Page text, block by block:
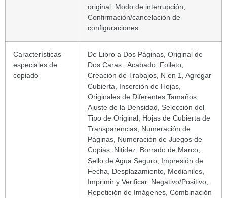
original, Modo de interrupción,
Confirmación/cancelación de
configuraciones
Características
especiales de
copiado
De Libro a Dos Páginas, Original de
Dos Caras , Acabado, Folleto,
Creación de Trabajos, N en 1, Agregar
Cubierta, Inserción de Hojas,
Originales de Diferentes Tamaños,
Ajuste de la Densidad, Selección del
Tipo de Original, Hojas de Cubierta de
Transparencias, Numeración de
Páginas, Numeración de Juegos de
Copias, Nitidez, Borrado de Marco,
Sello de Agua Seguro, Impresión de
Fecha, Desplazamiento, Medianiles,
Imprimir y Verificar, Negativo/Positivo,
Repetición de Imágenes, Combinación